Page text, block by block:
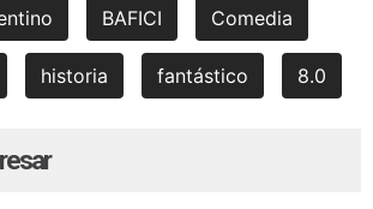
BAFICI Comedia
historia fantástico 8.0